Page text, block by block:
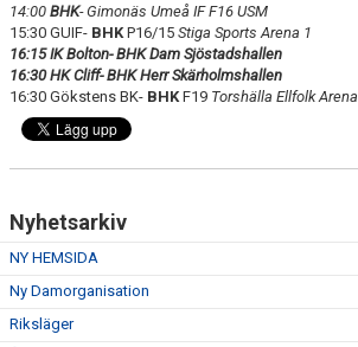
14:00 BHK- Gimonäs Umeå IF F16 USM
15:30 GUIF- BHKP16/15 Stiga Sports Arena 1
16:15 IK Bolton- BHK Dam Sjöstadshallen
16:30 HK Cliff- BHK Herr Skärholmshallen
16:30 Gökstens BK- BHKF19 Torshälla Ellfolk Arena
Nyhetsarkiv
NY HEMSIDA
Ny Damorganisation
Riksläger